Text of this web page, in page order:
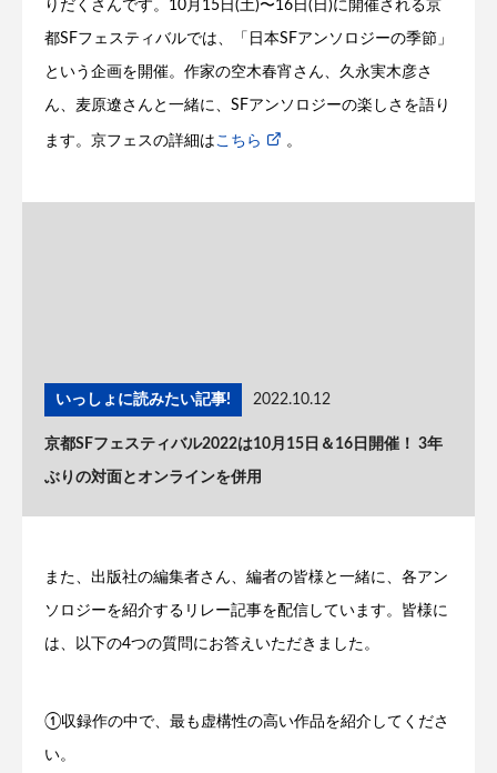
りだくさんです。10月15日(土)〜16日(日)に開催される京
都SFフェスティバルでは、「日本SFアンソロジーの季節」
という企画を開催。作家の空木春宵さん、久永実木彦さ
ん、麦原遼さんと一緒に、SFアンソロジーの楽しさを語り
ます。京フェスの詳細は こちら 。
いっしょに読みたい記事! 2022.10.12
京都SFフェスティバル2022は10月15日＆16日開催！ 3年
ぶりの対面とオンラインを併用
また、出版社の編集者さん、編者の皆様と一緒に、各アン
ソロジーを紹介するリレー記事を配信しています。皆様に
は、以下の4つの質問にお答えいただきました。
①収録作の中で、最も虚構性の高い作品を紹介してくださ
い。